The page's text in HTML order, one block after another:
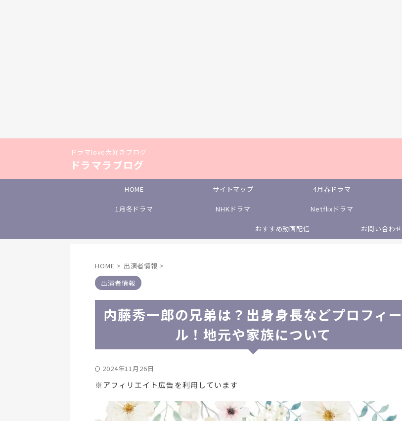
ドラマlove大好きブログ
ドラマラブログ
HOME サイトマップ 4月春ドラマ
1月冬ドラマ NHKドラマ Netflixドラマ
おすすめ動画配信 お問い合わせ
HOME > 出演者情報 >
出演者情報
内藤秀一郎の兄弟は？出身身長などプロフィー
ル！地元や家族について
2024年11月26日
※アフィリエイト広告を利用しています